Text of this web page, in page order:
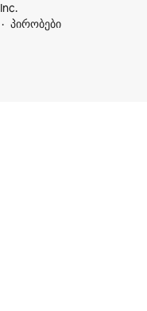
პირობები